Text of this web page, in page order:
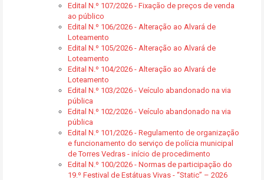
Edital N.º 107/2026 - Fixação de preços de venda
ao público
Edital N.º 106/2026 - Alteração ao Alvará de
Loteamento
Edital N.º 105/2026 - Alteração ao Alvará de
Loteamento
Edital N.º 104/2026 - Alteração ao Alvará de
Loteamento
Edital N.º 103/2026 - Veículo abandonado na via
pública
Edital N.º 102/2026 - Veículo abandonado na via
pública
Edital N.º 101/2026 - Regulamento de organização
e funcionamento do serviço de polícia municipal
de Torres Vedras - início de procedimento
Edital N.º 100/2026 - Normas de participação do
19.º Festival de Estátuas Vivas - “Static” – 2026